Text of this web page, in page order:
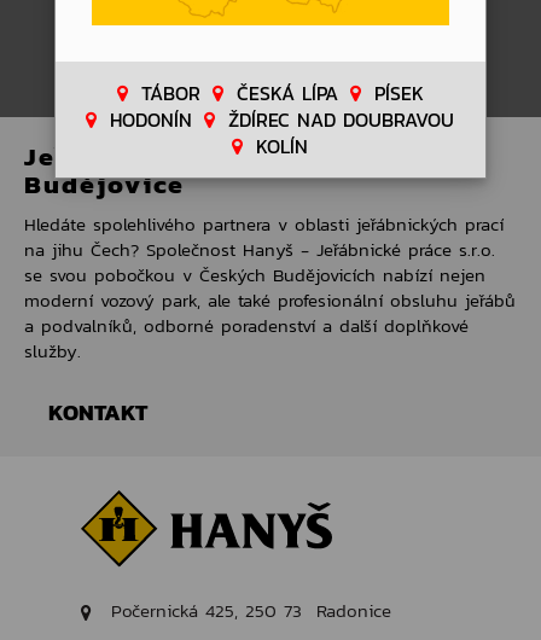
Jeřábnické práce České
Budějovice
Hledáte spolehlivého partnera v oblasti jeřábnických prací
na jihu Čech? Společnost Hanyš - Jeřábnické práce s.r.o.
se svou pobočkou v Českých Budějovicích nabízí nejen
moderní vozový park, ale také profesionální obsluhu jeřábů
a podvalníků, odborné poradenství a další doplňkové
služby.
KONTAKT
Vít Vejčík
Telefon: +420 725 964 327
Počernická 425, 250 73 Radonice
TÁBOR ČESKÁ LÍPA
PÍSEK
HODONÍN
ŽDÍREC NAD DOUBRAVOU
KOLÍN